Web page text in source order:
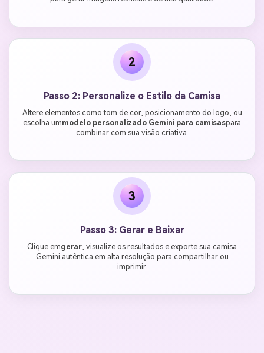
2
Passo 2: Personalize o Estilo da Camisa
Altere elementos como tom de cor, posicionamento do logo, ou
escolha ummodelo personalizado Gemini para camisaspara
combinar com sua visão criativa.
3
Passo 3: Gerar e Baixar
Clique emgerar , visualize os resultados e exporte sua camisa
Gemini autêntica em alta resolução para compartilhar ou
imprimir.